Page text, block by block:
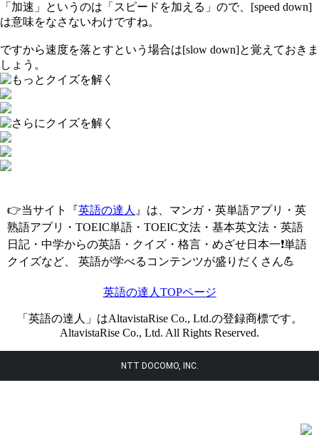
「加速」というのは「スピードを加える」ので、[speed down]
は意味をなさないわけですね。
ですから速度を落とすという場合は[slow down]と覚えておきま
しょう。
👉当サイト『英語の達人 』は、マンガ・英単語アプリ・英
熟語アプリ・TOEIC単語・TOEIC文法・基本英文法・英語
日記・中学からの英語・クイズ・格言・めざせ日本一❗単語
クイズなど、 英語が学べるコンテンツが盛りだくさん💪
英語の達人TOPページ
「英語の達人」はAltavistaRise Co., Ltd.の登録商標です。
AltavistaRise Co., Ltd. All Rights Reserved.
NTT DOCOMO, INC.